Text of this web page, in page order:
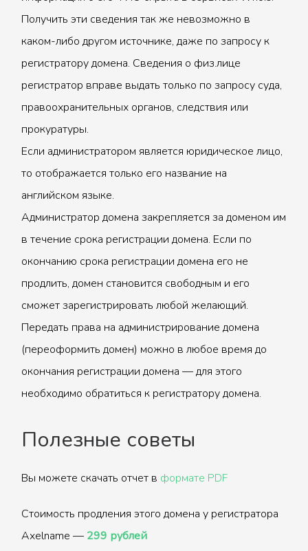
Получить эти сведения так же невозможно в
каком-либо другом источнике, даже по запросу к
регистратору домена. Сведения о физ.лице
регистратор вправе выдать только по запросу суда,
правоохранительных органов, следствия или
прокуратуры.
Если администратором является юридическое лицо,
то отображается только его название на
английском языке.
Администратор домена закрепляется за доменом им
в течение срока регистрации домена. Если по
окончанию срока регистрации домена его не
продлить, домен становится свободным и его
сможет зарегистрировать любой желающий.
Передать права на администрирование домена
(переоформить домен) можно в любое время до
окончания регистрации домена — для этого
необходимо обратиться к регистратору домена.
Полезные советы
Вы можете скачать отчет в формате PDF
Стоимость продления этого домена у регистратора
Axelname — 299 рублей